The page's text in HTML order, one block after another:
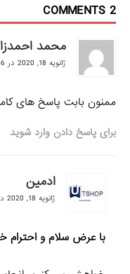
2 COMMENTS
محمد
ژانویه 18, 2020 در 2:46 ب.ظ
ممنون بابت پاسخ های
برای پاسخ دادن وارد شوید
ادمین
ژانویه 18, 2020 در 8:29 ب.ظ
با عرض سلام و